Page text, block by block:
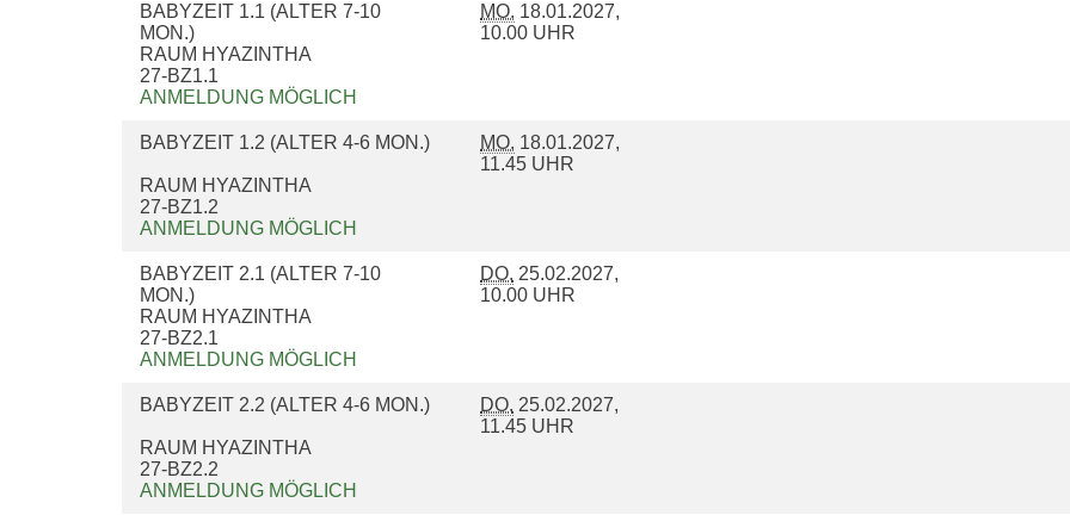
BABYZEIT 1.1 (ALTER 7-10
MON.)
MO. 18.01.2027,
10.00 UHR
RAUM HYAZINTHA
27-BZ1.1
ANMELDUNG MÖGLICH
BABYZEIT 1.2 (ALTER 4-6 MON.) MO. 18.01.2027,
11.45 UHR
RAUM HYAZINTHA
27-BZ1.2
ANMELDUNG MÖGLICH
BABYZEIT 2.1 (ALTER 7-10
MON.)
DO. 25.02.2027,
10.00 UHR
RAUM HYAZINTHA
27-BZ2.1
ANMELDUNG MÖGLICH
BABYZEIT 2.2 (ALTER 4-6 MON.) DO. 25.02.2027,
11.45 UHR
RAUM HYAZINTHA
27-BZ2.2
ANMELDUNG MÖGLICH